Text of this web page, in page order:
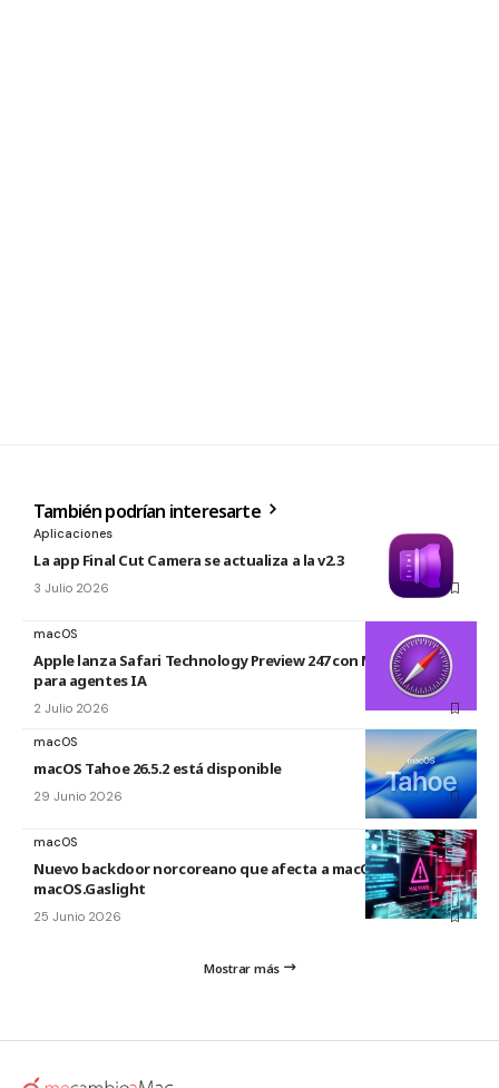
También podrían interesarte
Aplicaciones
La app Final Cut Camera se actualiza a la v2.3
3 Julio 2026
macOS
Apple lanza Safari Technology Preview 247 con MCP Server
para agentes IA
2 Julio 2026
macOS
macOS Tahoe 26.5.2 está disponible
29 Junio 2026
macOS
Nuevo backdoor norcoreano que afecta a macOS:
macOS.Gaslight
25 Junio 2026
Mostrar más